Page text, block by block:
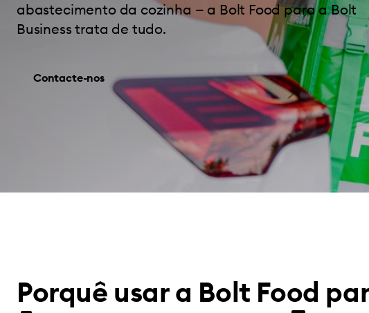
abastecimento da cozinha — a Bolt Food para a Bolt
Business trata de tudo.
Contacte-nos
Porquê usar a Bolt Food